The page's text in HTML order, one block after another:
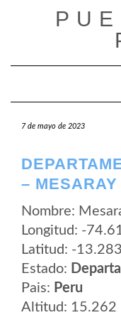
7 de mayo de 2023
– MESARAY
Nombre:
Longitud: -
Latitud: -
Estado:
Pais: Peru
Altitud: 15.262